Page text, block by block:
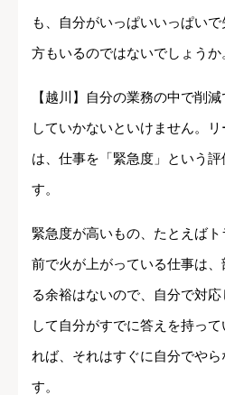
も、自分がいっぱいいっぱい
方もいるのではないでしょうか
【越川】自分の業務の中で削
していかないといけません。
は、仕事を「緊急度」という
す。
緊急度が高いもの、たとえば
前で火が上がっている仕事は
る余裕はないので、自分で対
して自分がすでに答えを持っ
れば、それはすぐに自分でや
す。